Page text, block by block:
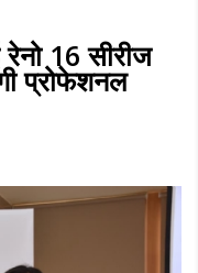
16 सीरीज
प्रोफेशनल